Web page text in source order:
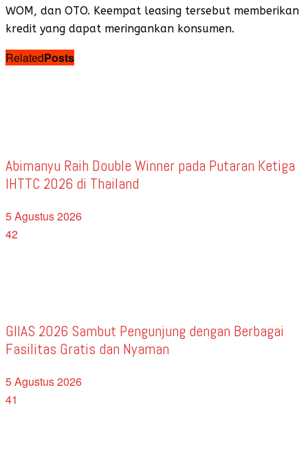
WOM, dan OTO. Keempat leasing tersebut memberikan
kredit yang dapat meringankan konsumen.
RelatedPosts
Abimanyu Raih Double Winner pada Putaran Ketiga
IHTTC 2026 di Thailand
5 Agustus 2026
42
GIIAS 2026 Sambut Pengunjung dengan Berbagai
Fasilitas Gratis dan Nyaman
5 Agustus 2026
41